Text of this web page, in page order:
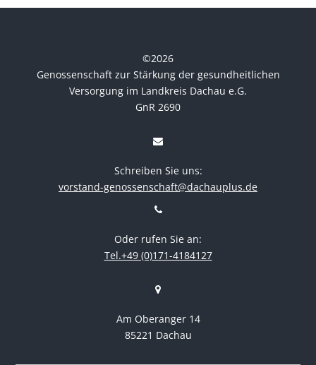
©2026
Genossenschaft zur Stärkung der gesundheitlichen
Versorgung im Landkreis Dachau e.G.
GnR 2690
Schreiben Sie uns:
vorstand-genossenschaft@dachauplus.de
Oder rufen Sie an:
Tel.+49 (0)171-4184127
Am Oberanger 14
85221 Dachau